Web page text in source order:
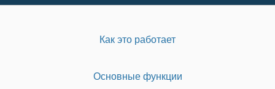
Как это работает
Основные функции